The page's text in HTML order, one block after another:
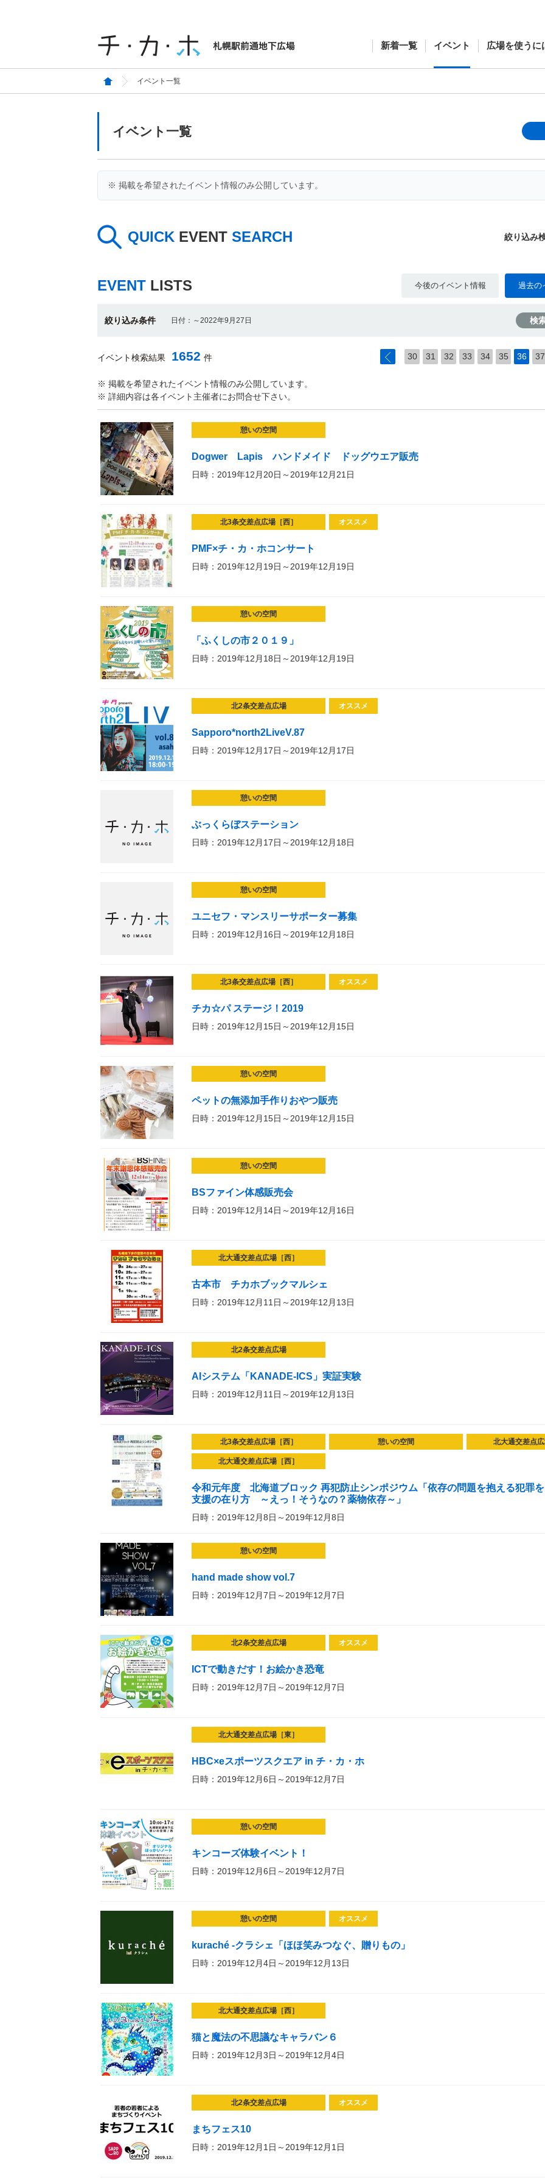
新着一覧 イベント 広場を使うに
イベント一覧
イベント一覧
※ 掲載を希望されたイベント情報のみ公開しています。
QUICK EVENT SEARCH 絞り込み
EVENT LISTS 今後のイベント情報 過去の
絞り込み条件 日付：～2022年9月27日 検
イベント検索結果 1652 件 30 31 32 33 34 35 36 37
※ 掲載を希望されたイベント情報のみ公開しています。
※ 詳細内容は各イベント主催者にお問合せ下さい。
憩いの空間
Dogwer Lapis ハンドメイド ドッグウエア販売
日時：2019年12月20日～2019年12月21日
北3条交差点広場［西］ オススメ
PMF×チ・カ・ホコンサート
日時：2019年12月19日～2019年12月19日
憩いの空間
「ふくしの市２０１９」
日時：2019年12月18日～2019年12月19日
北2条交差点広場 オススメ
Sapporo*north2LiveV.87
日時：2019年12月17日～2019年12月17日
憩いの空間
ぶっくらぼステーション
日時：2019年12月17日～2019年12月18日
憩いの空間
ユニセフ・マンスリーサポーター募集
日時：2019年12月16日～2019年12月18日
北3条交差点広場［西］ オススメ
チカ☆パ ステージ！2019
日時：2019年12月15日～2019年12月15日
憩いの空間
ペットの無添加手作りおやつ販売
日時：2019年12月15日～2019年12月15日
憩いの空間
BSファイン体感販売会
日時：2019年12月14日～2019年12月16日
北大通交差点広場［西］
古本市 チカホブックマルシェ
日時：2019年12月11日～2019年12月13日
北2条交差点広場
AIシステム「KANADE-ICS」実証実験
日時：2019年12月11日～2019年12月13日
北3条交差点広場［西］ 憩いの空間 北大通交差点広
北大通交差点広場［西］
令和元年度 北海道ブロック 再犯防止シンポジウム「依存の問題を抱える犯罪
支援の在り方 ～えっ！そうなの？薬物依存～」
日時：2019年12月8日～2019年12月8日
憩いの空間
hand made show vol.7
日時：2019年12月7日～2019年12月7日
北2条交差点広場 オススメ
ICTで動きだす！お絵かき恐竜
日時：2019年12月7日～2019年12月7日
北大通交差点広場［東］
HBC×eスポーツスクエア in チ・カ・ホ
日時：2019年12月6日～2019年12月7日
憩いの空間
キンコーズ体験イベント！
日時：2019年12月6日～2019年12月7日
憩いの空間 オススメ
kuraché -クラシェ「ほほ笑みつなぐ、贈りもの」
日時：2019年12月4日～2019年12月13日
北大通交差点広場［西］
猫と魔法の不思議なキャラバン６
日時：2019年12月3日～2019年12月4日
北2条交差点広場 オススメ
まちフェス10
日時：2019年12月1日～2019年12月1日